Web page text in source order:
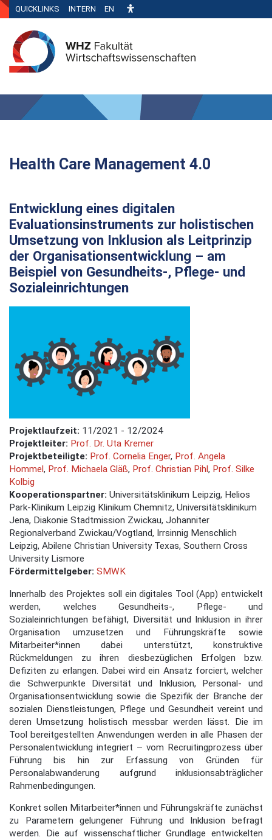
QUICKLINKS INTERN EN
Health Care Management 4.0
Entwicklung eines digitalen
Evaluationsinstruments zur holistischen
Umsetzung von Inklusion als Leitprinzip
der Organisationsentwicklung – am
Beispiel von Gesundheits-, Pflege- und
Sozialeinrichtungen
Projektlaufzeit: 11/2021 - 12/2024
Projektleiter: Prof. Dr. Uta Kremer
Projektbeteiligte: Prof. Cornelia Enger, Prof. Angela
Hommel , Prof. Michaela Gläß, Prof. Christian Pihl , Prof. Silke
Kolbig
Kooperationspartner: Universitätsklinikum Leipzig, Helios
Park-Klinikum Leipzig Klinikum Chemnitz, Universitätsklinikum
Jena, Diakonie Stadtmission Zwickau, Johanniter
Regionalverband Zwickau/Vogtland, Irrsinnig Menschlich
Leipzig, Abilene Christian University Texas, Southern Cross
University Lismore
Fördermittelgeber: SMWK
Innerhalb des Projektes soll ein digitales Tool (App) entwickelt
werden, welches Gesundheits-, Pflege- und
Sozialeinrichtungen befähigt, Diversität und Inklusion in ihrer
Organisation umzusetzen und Führungskräfte sowie
Mitarbeiter*innen dabei unterstützt, konstruktive
Rückmeldungen zu ihren diesbezüglichen Erfolgen bzw.
Defiziten zu erlangen. Dabei wird ein Ansatz forciert, welcher
die Schwerpunkte Diversität und Inklusion, Personal- und
Organisationsentwicklung sowie die Spezifik der Branche der
sozialen Dienstleistungen, Pflege und Gesundheit vereint und
deren Umsetzung holistisch messbar werden lässt. Die im
Tool bereitgestellten Anwendungen werden in alle Phasen der
Personalentwicklung integriert – vom Recruitingprozess über
Führung bis hin zur Erfassung von Gründen für
Personalabwanderung aufgrund inklusionsabträglicher
Rahmenbedingungen.
Konkret sollen Mitarbeiter*innen und Führungskräfte zunächst
zu Parametern gelungener Führung und Inklusion befragt
werden. Die auf wissenschaftlicher Grundlage entwickelten